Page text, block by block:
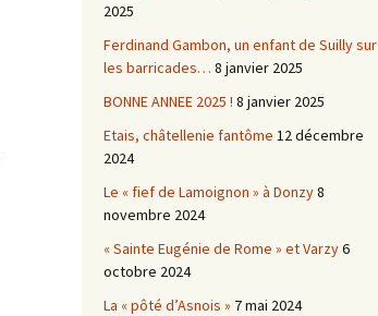
2025
Ferdinand Gambon, un enfant de Suilly sur
les barricades… 8 janvier 2025
BONNE ANNEE 2025 ! 8 janvier 2025
Etais, châtellenie fantôme 12 décembre
2024
Le « fief de Lamoignon » à Donzy8
novembre 2024
« Sainte Eugénie de Rome » et Varzy6
octobre 2024
La « pôté d’Asnois » 7 mai 2024